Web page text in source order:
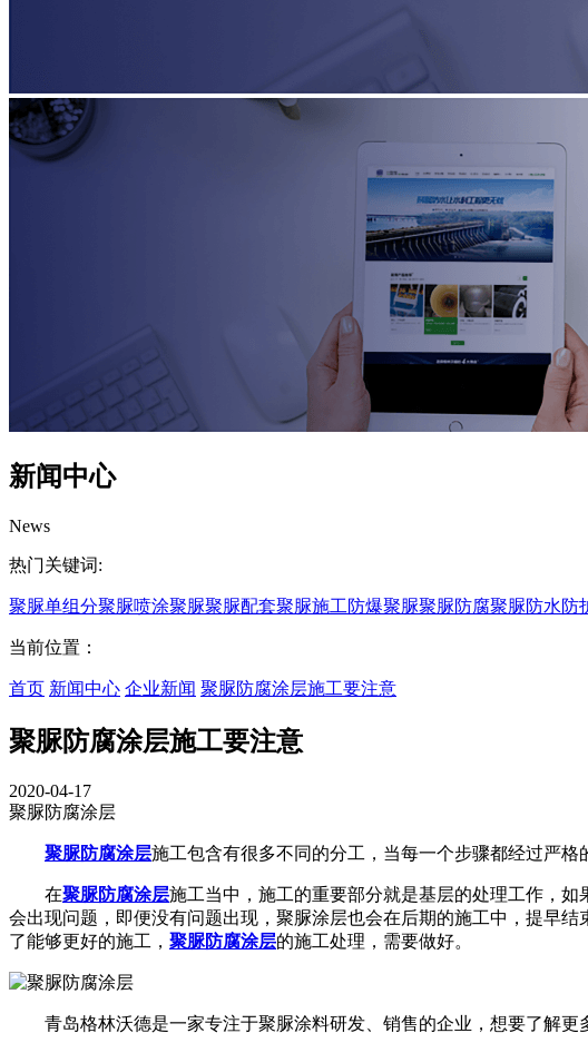
新闻中心
News
热门关键词:
聚脲单组分聚脲喷涂聚脲聚脲配套聚脲施工防爆聚脲聚脲防腐聚脲防水防
当前位置：
首页 新闻中心 企业新闻 聚脲防腐涂层施工要注意
聚脲防腐涂层施工要注意
2020-04-17
聚脲防腐涂层
聚脲防腐涂层施工包含有很多不同的分工，当每一个步骤都经过严
在聚脲防腐涂层施工当中，施工的重要部分就是基层的处理工作，
会出现问题，即便没有问题出现，聚脲涂层也会在后期的施工中，提早
了能够更好的施工， 聚脲防腐涂层的施工处理，需要做好。
青岛格林沃德是一家专注于聚脲涂料研发、销售的企业，想要了解更